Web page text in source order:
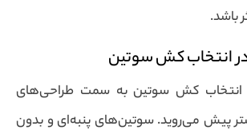
باشد.
انتخاب کش سوتین
انتخاب کش سوتین به سمت طراحی‌های
پیش می‌روید. سوتین‌های پنبه‌ای و بدون